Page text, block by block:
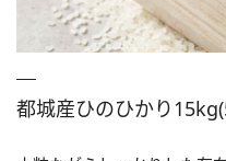
都城産ひのひかり